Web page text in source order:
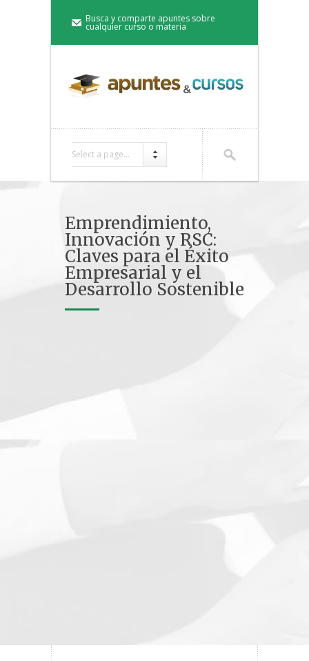
Busca y comparte apuntes sobre
cualquier curso o materia
Select a page...
Emprendimiento,
Innovación y RSC:
Claves para el Éxito
Empresarial y el
Desarrollo Sostenible